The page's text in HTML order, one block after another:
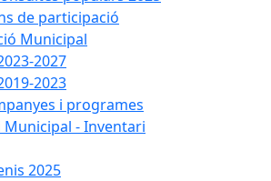
de participació
Municipal
2027
2023
i programes
- Inventari
2025